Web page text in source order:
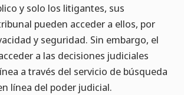
y solo los litigantes, sus
pueden acceder a ellos, por
y seguridad. Sin embargo, el
a las decisiones judiciales
a través del servicio de búsqueda
línea del poder judicial.